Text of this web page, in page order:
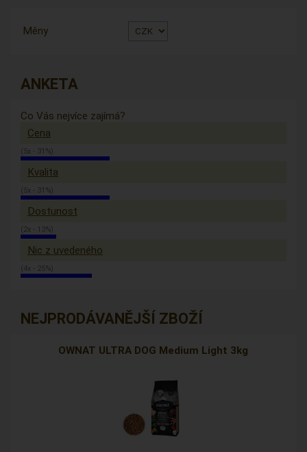
Měny
ANKETA
Co Vás nejvíce zajímá?
Cena
(5x - 31%)
Kvalita
(5x - 31%)
Dostunost
(2x - 13%)
Nic z uvedeného
(4x - 25%)
NEJPRODÁVANĚJŠÍ ZBOŽÍ
OWNAT ULTRA DOG Medium Light 3kg